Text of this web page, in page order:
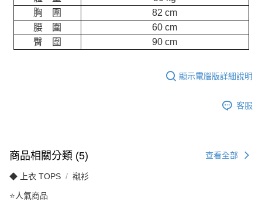
胸 圍
82 cm
腰 圍
60 cm
臀 圍
90 cm
顯示電腦版詳細說明
客服
商品相關分類 (5) 查看全部
◆ 上衣 TOPS 襯衫
⭐人氣商品